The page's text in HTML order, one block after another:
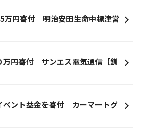
万円寄付 明治安田生命中標津営
万円寄付 サンエス電気通信【釧
ベント益金を寄付 カーマートグ